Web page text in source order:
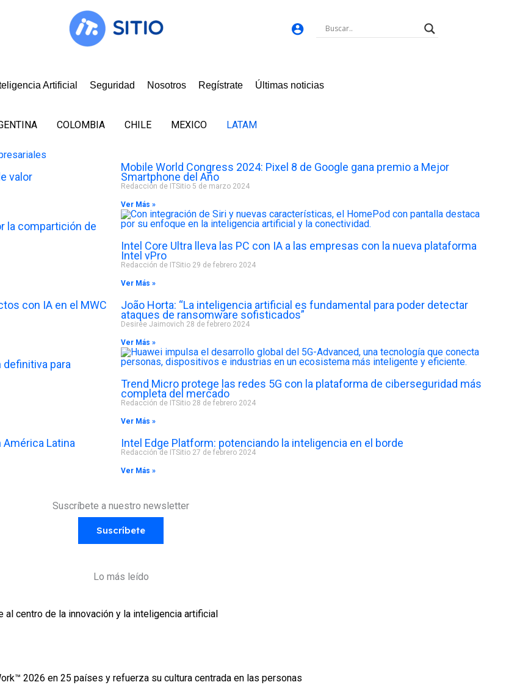
Artificial Seguridad Nosotros Regístrate Últimas noticias
COLOMBIA CHILE MEXICO LATAM
valor
Mobile World Congress 2024: Pixel 8 de Google gana premio a Mejor
Smartphone del Año
Redacción de ITSitio 5 de marzo 2024
Ver Más »
la compartición de
Intel Core Ultra lleva las PC con IA a las empresas con la nueva plataforma
Intel vPro
Redacción de ITSitio 29 de febrero 2024
Ver Más »
con IA en el MWC João Horta: “La inteligencia artificial es fundamental para poder detectar
ataques de ransomware sofisticados”
Desirée Jaimovich 28 de febrero 2024
Ver Más »
para
Trend Micro protege las redes 5G con la plataforma de ciberseguridad más
completa del mercado
Redacción de ITSitio 28 de febrero 2024
Ver Más »
Latina Intel Edge Platform: potenciando la inteligencia en el borde
Redacción de ITSitio 27 de febrero 2024
Ver Más »
Suscríbete a nuestro newsletter
Suscríbete
Lo más leído
al centro de la innovación y la inteligencia artificial
2026 en 25 países y refuerza su cultura centrada en las personas